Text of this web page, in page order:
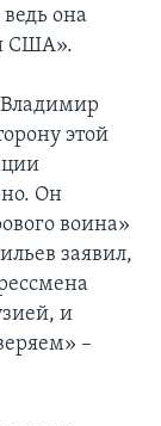
она
США».
этой
Он
воина»
заявил,
и
–